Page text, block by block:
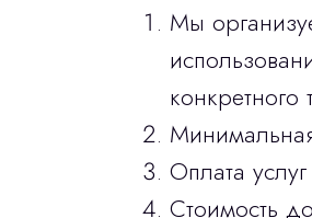
Мы
конкретного
Оплата
Стоимость